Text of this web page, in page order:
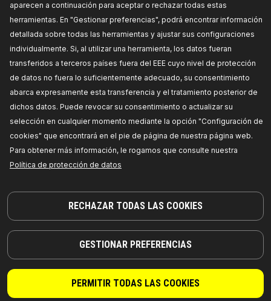
aparecen a continuación para aceptar o rechazar todas estas
herramientas. En "Gestionar preferencias", podrá encontrar información
detallada sobre todas las herramientas y ajustar sus configuraciones
individualmente. Si, al utilizar una herramienta, los datos fueran
transferidos a terceros países fuera del EEE cuyo nivel de protección
de datos no fuera lo suficientemente adecuado, su consentimiento
abarca expresamente esta transferencia y el tratamiento posterior de
dichos datos. Puede revocar su consentimiento o actualizar su
selección en cualquier momento mediante la opción "Configuración de
cookies" que encontrará en el pie de página de nuestra página web.
Para obtener más información, le rogamos que consulte nuestra
Política de protección de datos
RECHAZAR TODAS LAS COOKIES
GESTIONAR PREFERENCIAS
PERMITIR TODAS LAS COOKIES
999W0024
RIDEX Bomba de circulación de agua,
calefacción auxiliar
Tensión [V]:12,Tipo de servicio: eléctrico,
Artículo complementario / información
referencia del fabricante:999W0024,Fabricante:
RIDEX,Números de EAN:4059191569878
PRECIO PARA DISTRIBUIDORES
999W0047
RIDEX Bomba de circulación de agua,
calefacción auxiliar
Tensión [V]:12,Tipo de servicio:eléctrico,
Número de enchufes de contacto:3,Diámetro de
Tipo de cárter/carcasa:Cubierta de plástico,
999W0047,
Disponibilidad en stock: